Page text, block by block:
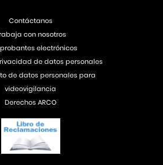
Contáctanos
con nosotros
electrónicos
de datos personales
de datos personales para
videovigilancia
Derechos ARCO